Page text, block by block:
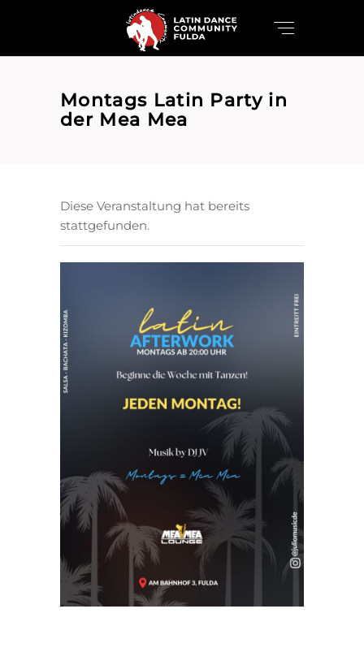
Montags Latin Party in
der Mea Mea
Diese Veranstaltung hat bereits
stattgefunden.